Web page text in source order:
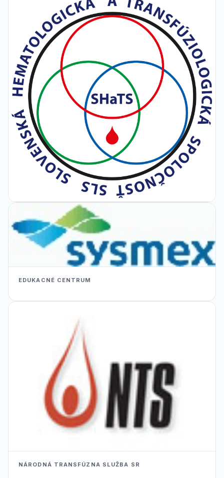
EDUKACNÉ CENTRUM
NÁRODNÁ TRANSFÚZNA SLUŽBA SR